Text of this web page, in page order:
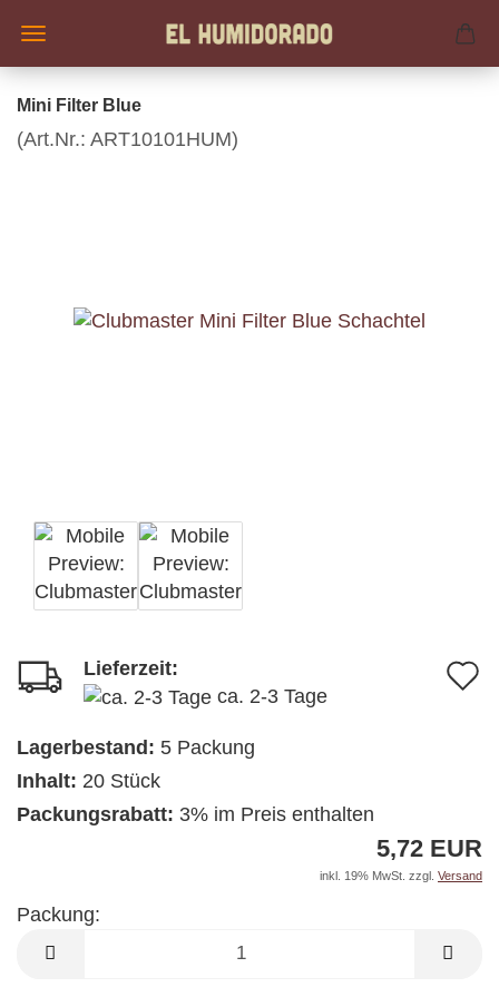
Mini Filter Blue
(Art.Nr.: ART10101HUM)
Lieferzeit:
ca. 2-3 Tage
Lagerbestand: 5 Packung
Inhalt: 20 Stück
Packungsrabatt: 3% im Preis enthalten
5,72 EUR
inkl. 19% MwSt. zzgl. Versand
Packung:
Packung